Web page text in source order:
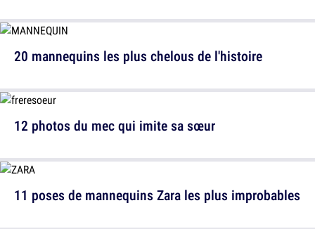
12 photos du mec qui imite sa sœur
20 mannequins les plus chelous de l'histoire
11 poses de mannequins Zara les plus improbables